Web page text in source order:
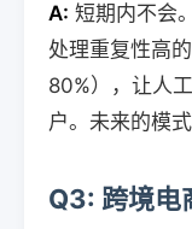
A: 短期内不会
处理重复性高
80%），让人
户。未来的模
Q3: 跨境电